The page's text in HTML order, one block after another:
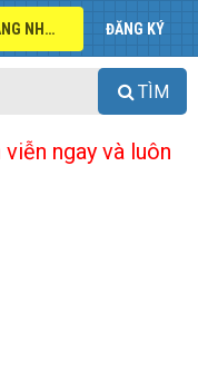
ĐĂNG NHẬP ĐĂNG KÝ
TÌM
ngay và luôn